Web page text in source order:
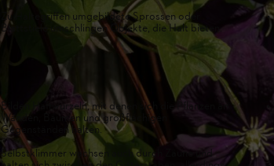
Zu Haltegriffen umgebildete Sprossen oder
Blattstiele umschlingen Objekte, die Halt bieten.
Bilden Haftwurzeln, mit denen sich die Pflanzen an
Wänden, Bäumen und großflächigen
Gegenständen halten.
Selbstklimmer wachsen auch durch Zäune und